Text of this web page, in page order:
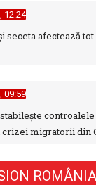
12:24
seceta afectează
09:59
crizei migratorii din
ROMÂNIA